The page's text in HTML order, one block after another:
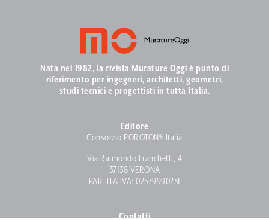
Nata nel 1982, la rivista Murature Oggi è punto di
riferimento per ingegneri, architetti, geometri,
studi tecnici e progettisti in tutta Italia.
Editore
Consorzio POROTON® Italia
Via Raimondo Franchetti, 4
37138 VERONA
PARTITA IVA: 02579990231
Contatti